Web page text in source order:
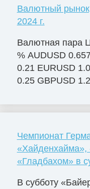
Валютный
2024 г.
Валютная пара
% AUDUSD
0.21 EURUSD
0.25 GBPUSD
Чемпионат
«Хайденхайма»,
«Гладбахом» в
В субботу